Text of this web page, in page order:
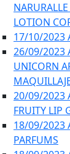
LOTION
17/10/2023
26/09/2023
UNICORN
20/09/2023
FRUITY LIP
18/09/2023
PARFUMS